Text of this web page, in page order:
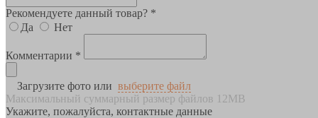
Рекомендуете данный товар? *
Да
Нет
Комментарии *
Загрузите фото или выберите файл
Максимальный суммарный размер файлов 12MB
Укажите, пожалуйста, контактные данные